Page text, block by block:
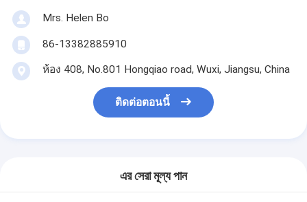
Mrs. Helen Bo
86-13382885910
ห้อง 408, No.801 Hongqiao road, Wuxi, Jiangsu, China
ติดต่อตอนนี้
এর সেরা মূল্য পান